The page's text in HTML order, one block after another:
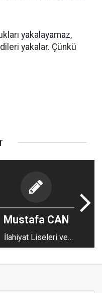
yakalayamaz,
yakalar. Çünkü
Mustafa CAN
İlahiyat Liseleri ve
İmam-Hatipler